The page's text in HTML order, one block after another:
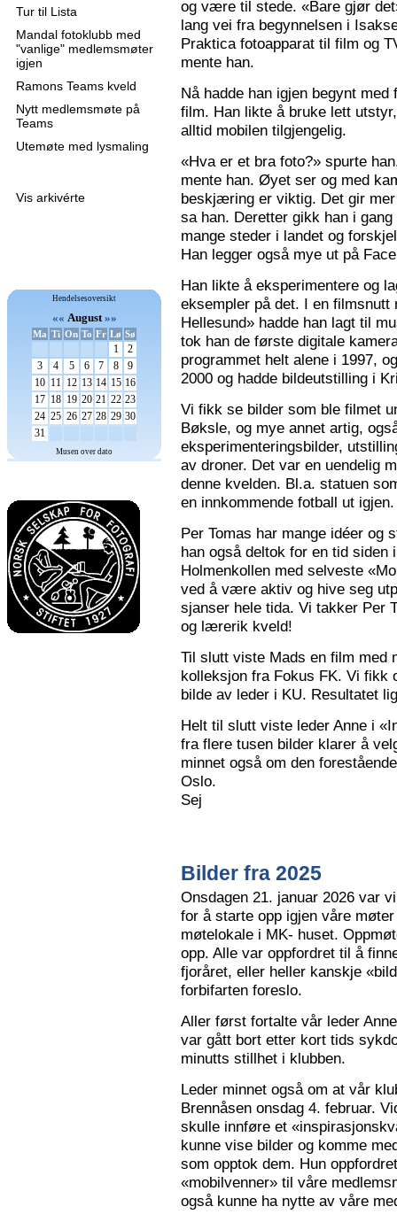
Tur til Lista
Mandal fotoklubb med
"vanlige" medlemsmøter
igjen
Ramons Teams kveld
Nytt medlemsmøte på
Teams
Utemøte med lysmaling
Vis arkivérte
Hendelsesoversikt
«« August»»
Ma Ti On To Fr Lø Sø
1
2
3
4 5 6 7 8
9
10 11 12 13 14 15 16
17 18 19 20 21 22 23
24 25 26 27 28 29 30
31
Musen over dato
og være til stede. «Bare gjør
lang vei fra begynnelsen i
Praktica fotoapparat til film og
mente han.
Nå hadde han igjen begynt
film. Han likte å bruke lett
alltid mobilen tilgjengelig.
«Hva er et bra foto?» spurte
mente han. Øyet ser og med
beskjæring er viktig. Det gir
sa han. Deretter gikk han i
mange steder i landet og
Han legger også mye ut på
Han likte å eksperimentere og
eksempler på det. I en filmsnutt
Hellesund» hadde han lagt til
tok han de første digitale
programmet helt alene i 1997,
2000 og hadde bildeutstilling i
Vi fikk se bilder som ble filmet
Bøksle, og mye annet artig,
eksperimenteringsbilder,
av droner. Det var en uendelig
denne kvelden. Bl.a. statuen
en innkommende fotball ut igjen.
Per Tomas har mange idéer og
han også deltok for en tid siden
Holmenkollen med selveste
ved å være aktiv og hive seg
sjanser hele tida. Vi takker Per
og lærerik kveld!
Til slutt viste Mads en film med
kolleksjon fra Fokus FK. Vi fikk
bilde av leder i KU. Resultatet
Helt til slutt viste leder Anne i
fra flere tusen bilder klarer å
minnet også om den
Oslo.
Sej
Bilder fra 2025
Onsdagen 21. januar 2026 var
for å starte opp igjen våre
møtelokale i MK- huset.
opp. Alle var oppfordret til å
fjoråret, eller heller kanskje
forbifarten foreslo.
Aller først fortalte vår leder
var gått bort etter kort tids
minutts stillhet i klubben.
Leder minnet også om at vår
Brennåsen onsdag 4. februar.
skulle innføre et
kunne vise bilder og komme
som opptok dem. Hun
«mobilvenner» til våre
også kunne ha nytte av våre